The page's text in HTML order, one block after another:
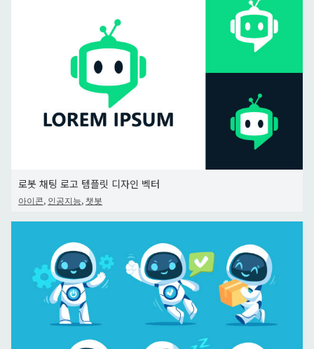
로봇 채팅 로고 템플릿 디자인 벡터
아이콘, 인공지능, 챗봇